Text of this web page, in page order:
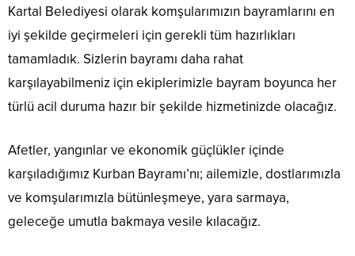
Kartal Belediyesi olarak komşularımızın bayramlarını en
iyi şekilde geçirmeleri için gerekli tüm hazırlıkları
tamamladık. Sizlerin bayramı daha rahat
karşılayabilmeniz için ekiplerimizle bayram boyunca her
türlü acil duruma hazır bir şekilde hizmetinizde olacağız.
Afetler, yangınlar ve ekonomik güçlükler içinde
karşıladığımız Kurban Bayramı’nı; ailemizle, dostlarımızla
ve komşularımızla bütünleşmeye, yara sarmaya,
geleceğe umutla bakmaya vesile kılacağız.